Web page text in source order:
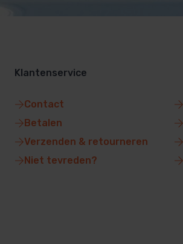
Klantenservice
Contact
Betalen
Verzenden & retourneren
Niet tevreden?